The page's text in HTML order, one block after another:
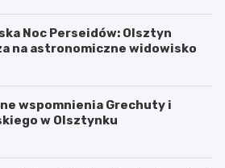
Noc Perseidów: Olsztyn
na astronomiczne widowisko
wspomnienia Grechuty i
w Olsztynku